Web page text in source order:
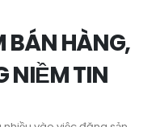
BÁN HÀNG,
NIỀM TIN